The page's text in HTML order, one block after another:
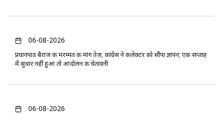
06-08-2026
प्रधानपाठ बैराज की मरम्मत की मांग तेज, कांग्रेस ने कलेक्टर को सौंपा ज्ञापन; एक सप्ताह
में सुधार नहीं हुआ तो आंदोलन की चेतावनी
06-08-2026